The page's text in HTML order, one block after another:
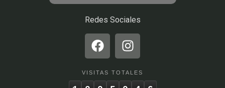
Redes Sociales
VISITAS TOTALES